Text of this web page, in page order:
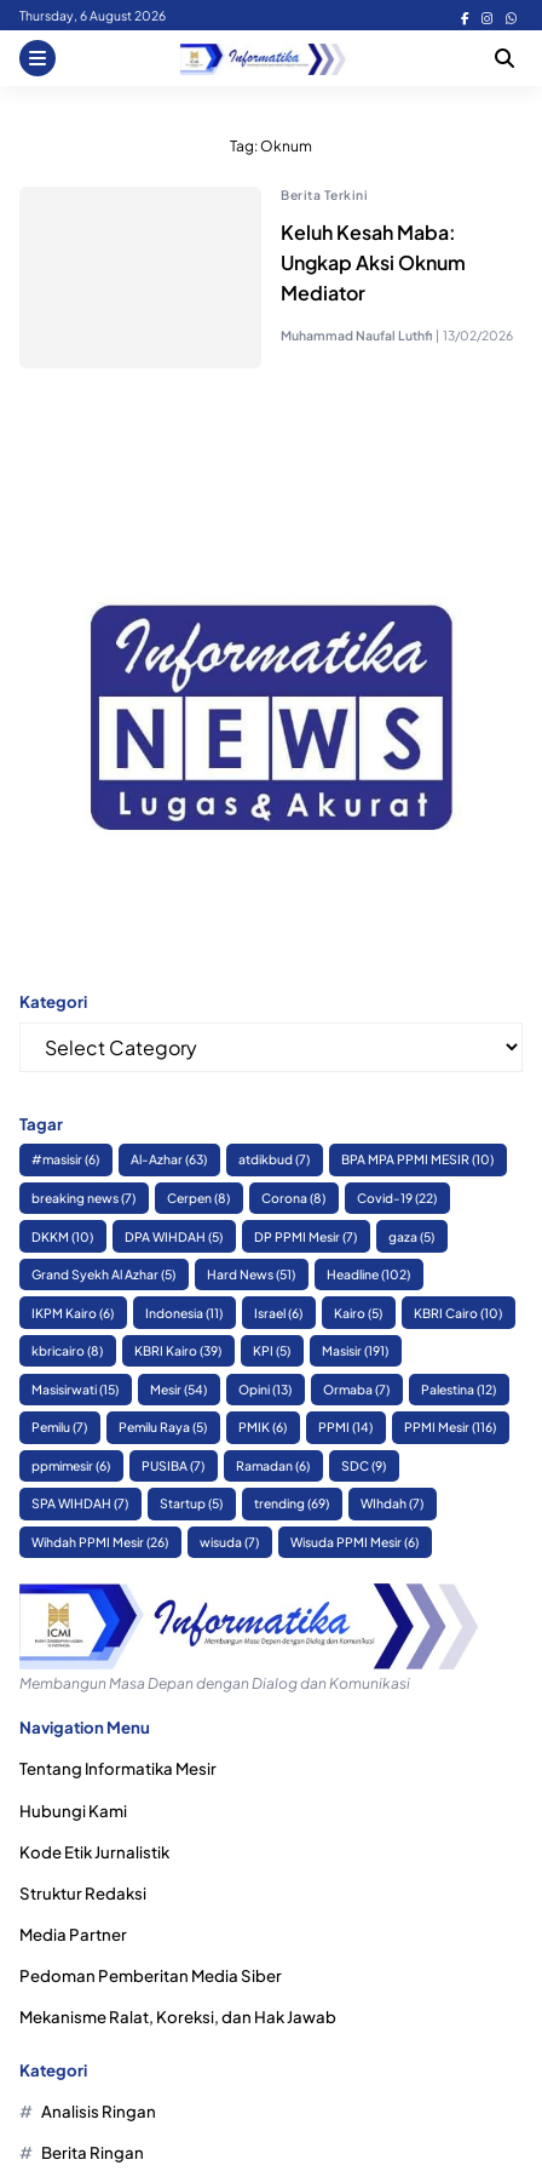
Skip
content
Thursday, 6 August 2026
Tag:Oknum
Berita Terkini
Keluh Kesah Maba:
Ungkap Aksi Oknum
Mediator
Muhammad Naufal Luthfi | 13/02/2026
Kategori
Kategori
Tagar
#masisir(6) Al-Azhar(63) atdikbud(7) BPA MPA PPMI MESIR(10)
breaking news(7) Cerpen(8) Corona(8) Covid-19(22)
DKKM (10) DPA WIHDAH (5) DP PPMI Mesir(7) gaza(5)
Grand Syekh Al Azhar(5) Hard News(51) Headline(102)
IKPM Kairo(6) Indonesia(11) Israel(6) Kairo(5) KBRI Cairo(10)
kbricairo(8) KBRI Kairo(39) KPI (5) Masisir(191)
Masisirwati(15) Mesir(54) Opini(13) Ormaba(7) Palestina(12)
Pemilu(7) Pemilu Raya(5) PMIK(6) PPMI (14) PPMI Mesir(116)
ppmimesir(6) PUSIBA(7) Ramadan(6) SDC(9)
SPA WIHDAH (7) Startup(5) trending (69) WIhdah(7)
Wihdah PPMI Mesir(26) wisuda(7) Wisuda PPMI Mesir(6)
Membangun Masa Depan dengan Dialog dan Komunikasi
Navigation Menu
Tentang Informatika Mesir
Hubungi Kami
Kode Etik Jurnalistik
Struktur Redaksi
Media Partner
Pedoman Pemberitan Media Siber
Mekanisme Ralat, Koreksi, dan Hak Jawab
Kategori
Analisis Ringan
Berita Ringan